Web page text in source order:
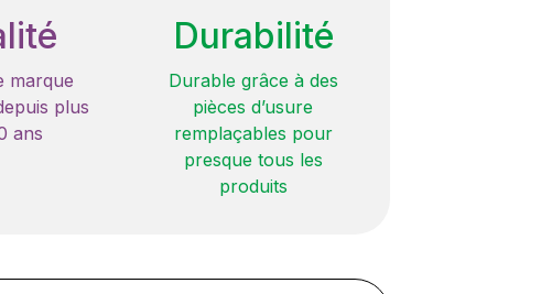
marque
plus
ans
Durabilité
Durable grâce à des
pièces d’usure
remplaçables pour
presque tous les
produits